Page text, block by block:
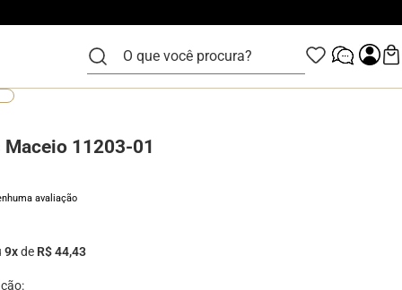
O que você procura?
Maceio 11203-01
avaliação
9x de R$ 44,43